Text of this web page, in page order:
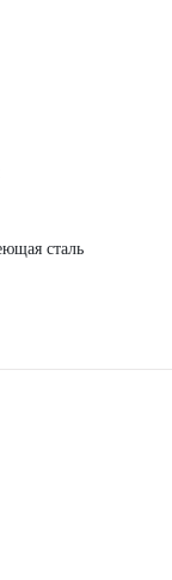
сталь